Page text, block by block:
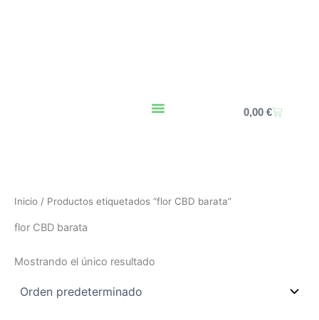
0,00€Carrito
Inicio / Productos etiquetados “flor CBD barata”
flor CBD barata
Mostrando el único resultado